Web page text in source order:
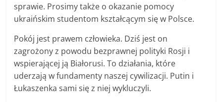
sprawie. Prosimy także o okazanie pomocy
ukraińskim studentom kształcącym się w Polsce.
Pokój jest prawem człowieka. Dziś jest on
zagrożony z powodu bezprawnej polityki Rosji i
wspierającej ją Białorusi. To działania, które
uderzają w fundamenty naszej cywilizacji. Putin i
Łukaszenka sami się z niej wykluczyli.